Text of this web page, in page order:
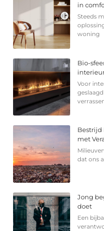
in
Steeds
woning
Bio-
Voor
met
dat ons
Jong
doet
Een